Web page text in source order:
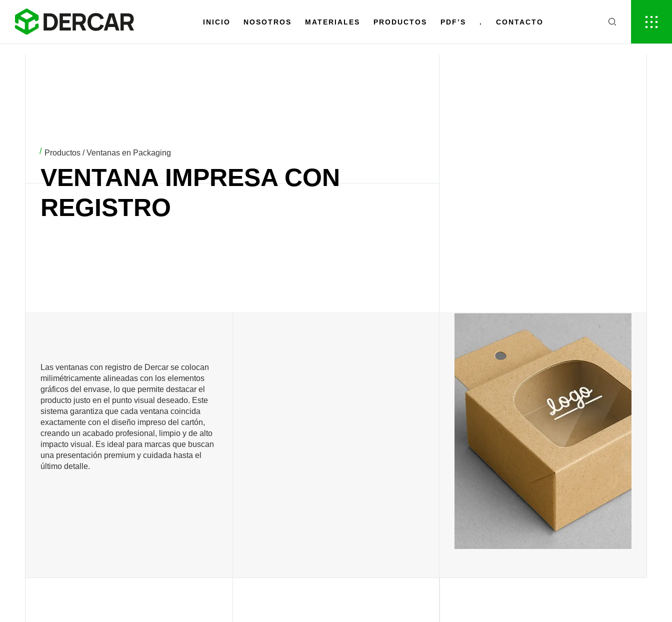
INICIO NOSOTROS MATERIALES PRODUCTOS PDF’S . CONTACTO
Productos / Ventanas en Packaging
VENTANA IMPRESA CON
REGISTRO
Las ventanas con registro de Dercar se colocan
milimétricamente alineadas con los elementos
gráficos del envase, lo que permite destacar el
producto justo en el punto visual deseado. Este
sistema garantiza que cada ventana coincida
exactamente con el diseño impreso del cartón,
creando un acabado profesional, limpio y de alto
impacto visual. Es ideal para marcas que buscan
una presentación premium y cuidada hasta el
último detalle.